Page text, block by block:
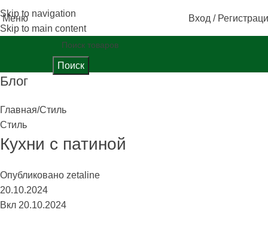
Skip to navigation
Skip to main content
Меню Вход /
Поиск
Блог
Главная Стиль
Стиль
Кухни с патиной
Опубликовано zetaline
20.10.2024
Вкл 20.10.2024